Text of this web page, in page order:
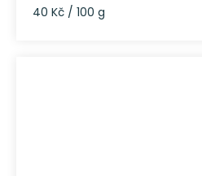
Měrná
40 Kč / 100 g